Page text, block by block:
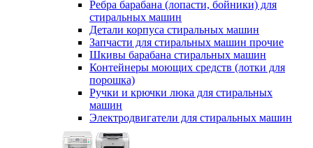
Ребра барабана (лопасти, бойники) для
стиральных машин
Детали корпуса стиральных машин
Запчасти для стиральных машин прочие
Шкивы барабана стиральных машин
Контейнеры моющих средств (лотки для
порошка)
Ручки и крючки люка для стиральных
машин
Электродвигатели для стиральных машин